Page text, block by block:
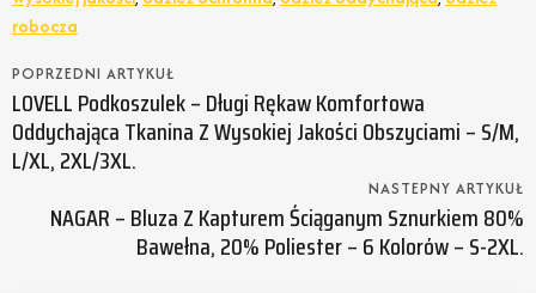
robocza
POPRZEDNI ARTYKUŁ
LOVELL Podkoszulek – Długi Rękaw Komfortowa
Oddychająca Tkanina Z Wysokiej Jakości Obszyciami – S/M,
L/XL, 2XL/3XL.
NASTEPNY ARTYKUŁ
NAGAR – Bluza Z Kapturem Ściąganym Sznurkiem 80%
Bawełna, 20% Poliester – 6 Kolorów – S-2XL.